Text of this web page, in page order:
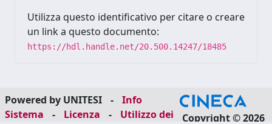
Utilizza questo identificativo per citare o creare
un link a questo documento:
https://hdl.handle.net/20.500.14247/18485
Powered by UNITESI -
Info
Sistema
- Licenza -
Utilizzo dei
Copyright © 2026